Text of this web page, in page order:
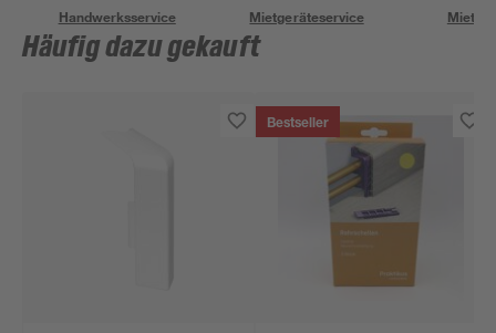
Handwerksservice Mietgeräteservice
Häufig dazu gekauft
Bestseller